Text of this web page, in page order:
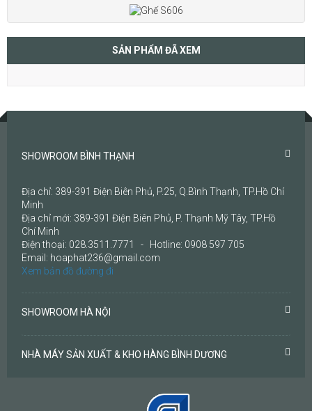
SẢN PHẨM ĐÃ XEM
SHOWROOM BÌNH THẠNH
Địa chỉ: 389-391 Điện Biên Phủ, P.25, Q.Bình Thạnh, TP.Hồ Chí
Minh
Địa chỉ mới: 389-391 Điện Biên Phủ, P. Thạnh Mỹ Tây, TP.Hồ
Chí Minh
Điện thoại: 028.3511.7771 - Hotline: 0908 597 705
Email: hoaphat236@gmail.com
Xem bản đồ đường đi
SHOWROOM HÀ NỘI
NHÀ MÁY SẢN XUẤT & KHO HÀNG BÌNH DƯƠNG